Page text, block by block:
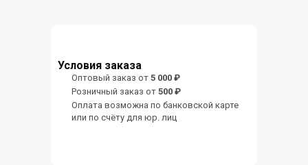
Условия заказа
Оптовый заказ от 5 000 ₽
Розничный заказ от 500 ₽
Оплата возможна по банковской карте
или по счёту для юр. лиц